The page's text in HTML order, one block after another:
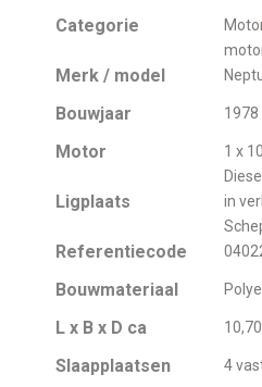
Categorie
Merk / model
Bouwjaar 1978
Motor
1 x
Diesel
Ligplaats
in
Referentiecode
Bouwmateriaal
L x B x D ca
Slaapplaatsen 4